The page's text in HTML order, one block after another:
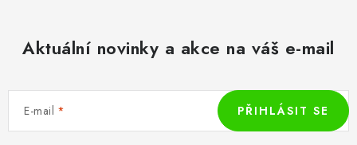
Aktuální novinky a akce na váš e-mail
E-mail PŘIHLÁSIT SE